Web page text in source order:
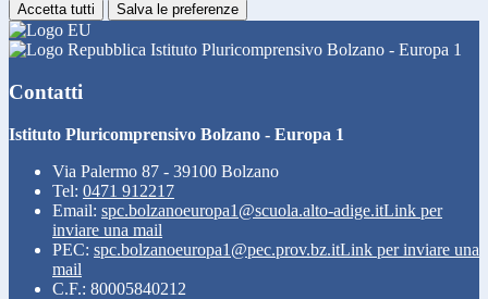
Accetta tutti Salva le preferenze
Istituto Pluricomprensivo Bolzano - Europa 1
Contatti
Istituto Pluricomprensivo Bolzano - Europa 1
Via Palermo 87 - 39100 Bolzano
Tel: 0471 912217
Email: spc.bolzanoeuropa1@scuola.alto-adige.itLink per
inviare una mail
PEC: spc.bolzanoeuropa1@pec.prov.bz.itLink per inviare una
mail
C.F.: 80005840212